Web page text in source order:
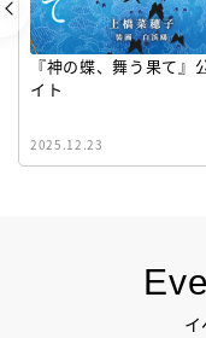
『神の蝶、舞う果て』
イト
2025.12.23